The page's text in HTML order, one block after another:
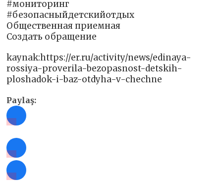
#мониторинг
#безопасныйдетскийотдых
Общественная приемная
Создать обращение
kaynak:https://er.ru/activity/news/edinaya-
rossiya-proverila-bezopasnost-detskih-
ploshadok-i-baz-otdyha-v-chechne
Paylaş: